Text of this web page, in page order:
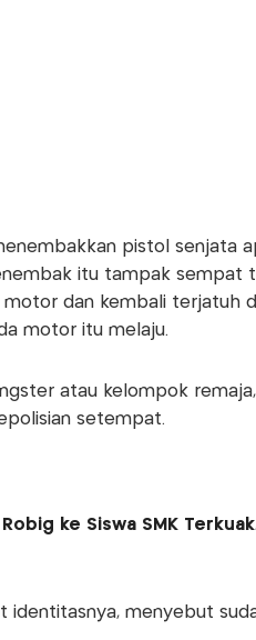
pistol senjata
itu tampak sempat
dan kembali terjatuh
motor itu melaju.
atau kelompok remaja,
setempat.
ke Siswa SMK
identitasnya, menyebut